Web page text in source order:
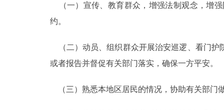
ESPAÑOL
（一）宣传、教育群众，增强法制观念，增
约。
（二）动员、组织群众开展治安巡逻、看门护
或者报告并督促有关部门落实，确保一方平安。
（三）熟悉本地区居民的情况，协助有关部门